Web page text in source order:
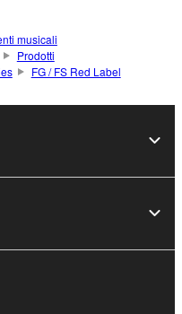
musicali
Prodotti
FG / FS Red Label